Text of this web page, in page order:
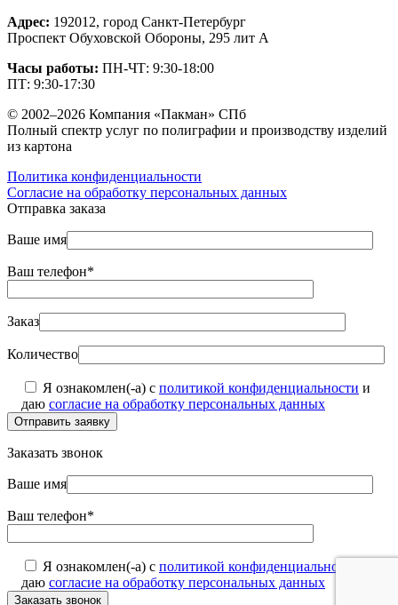
Адрес: 192012, город Санкт-Петербург
Проспект Обуховской Обороны, 295 лит А
Часы работы: ПН-ЧТ: 9:30-18:00
ПТ: 9:30-17:30
© 2002–2026 Компания «Пакман» СПб
Полный спектр услуг по полиграфии и производству изделий
из картона
Политика конфиденциальности
Согласие на обработку персональных данных
Отправка заказа
Ваше имя
Ваш телефон*
Заказ
Количество
Я ознакомлен(-а) с политикой конфиденциальности и
даю согласие на обработку персональных данных
Отправить заявку
Заказать звонок
Ваше имя
Ваш телефон*
Я ознакомлен(-а) с политикой конфиденциальности
даю согласие на обработку персональных данных
Заказать звонок